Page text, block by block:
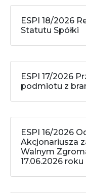
ESPI 18/2026
Statutu Spółki
ESPI 17/2026
podmiotu z
ESPI 16/2026
Akcjonariusza
Walnym
17.06.2026 roku